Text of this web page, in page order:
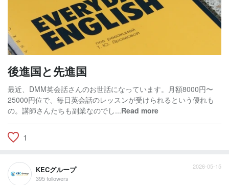
後進国と先進国
最近、DMM英会話さんのお世話になっています。月額8000円〜
25000円位で、毎日英会話のレッスンが受けられるという優れも
の。講師さんたちも副業なのでし...Read more
1
KECグループ
395 followers
2026-05-15